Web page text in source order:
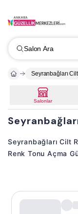
Salon Ara
Seyranbağları
Salonlar
Seyranbağları Cilt
Renk Tonu Açma